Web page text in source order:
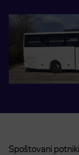
Spoštovani